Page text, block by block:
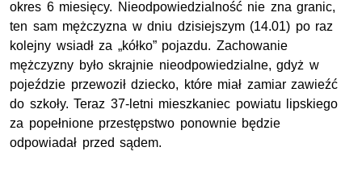
okres 6 miesięcy. Nieodpowiedzialność nie zna granic,
ten sam mężczyzna w dniu dzisiejszym (14.01) po raz
kolejny wsiadł za „kółko” pojazdu. Zachowanie
mężczyzny było skrajnie nieodpowiedzialne, gdyż w
pojeździe przewoził dziecko, które miał zamiar zawieźć
do szkoły. Teraz 37-letni mieszkaniec powiatu lipskiego
za popełnione przestępstwo ponownie będzie
odpowiadał przed sądem.